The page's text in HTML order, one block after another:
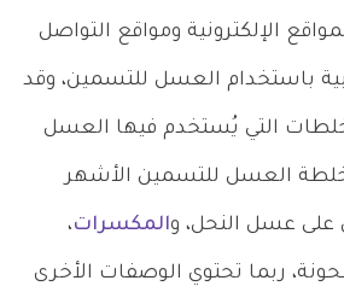
الإلكترونية ومواقع التواصل
باستخدام العسل للتسمين، وقد
التي يُستخدم فيها العسل
العسل للتسمين الأشهر
على عسل النحل، والمكسرات،
ربما تحتوي الوصفات الأخرى